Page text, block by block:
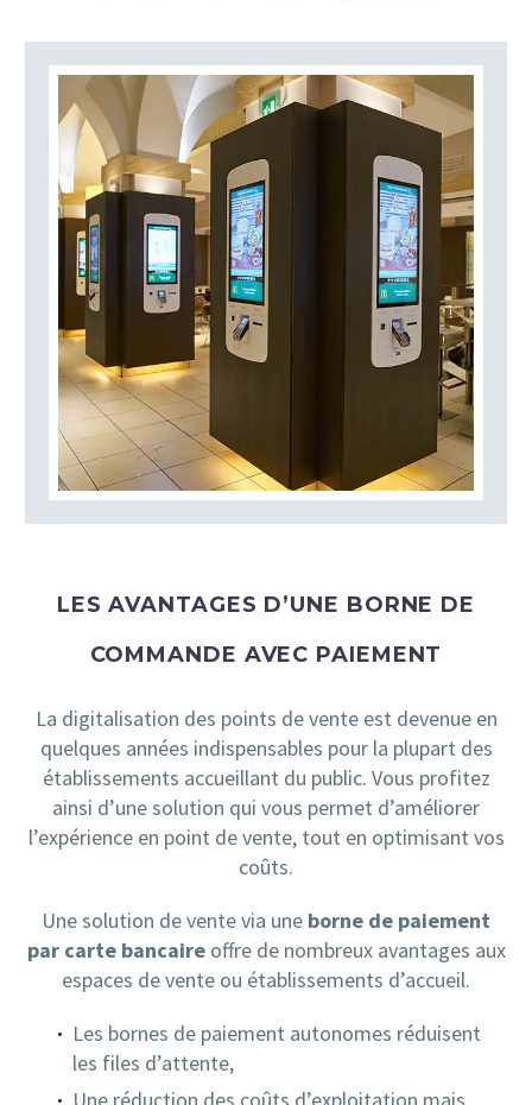
LES AVANTAGES D’UNE BORNE DE
COMMANDE AVEC PAIEMENT
La digitalisation des points de vente est devenue en
quelques années indispensables pour la plupart des
établissements accueillant du public. Vous profitez
ainsi d’une solution qui vous permet d’améliorer
l’expérience en point de vente, tout en optimisant vos
coûts.
Une solution de vente via une borne de paiement
par carte bancaireoffre de nombreux avantages aux
espaces de vente ou établissements d’accueil.
Les bornes de paiement autonomes réduisent
les files d’attente,
Une réduction des coûts d’exploitation mais